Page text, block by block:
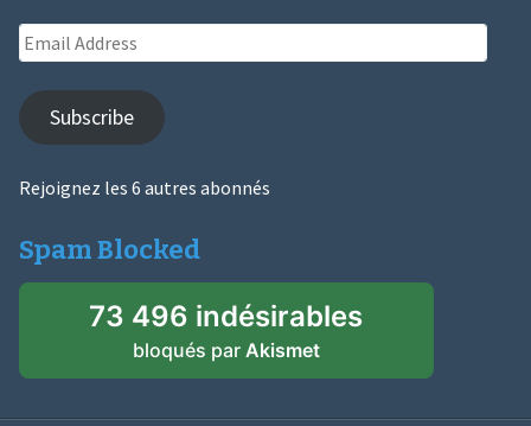
Email
Address
Subscribe
Rejoignez les 6 autres abonnés
Spam Blocked
73 496 indésirables
bloqués par Akismet